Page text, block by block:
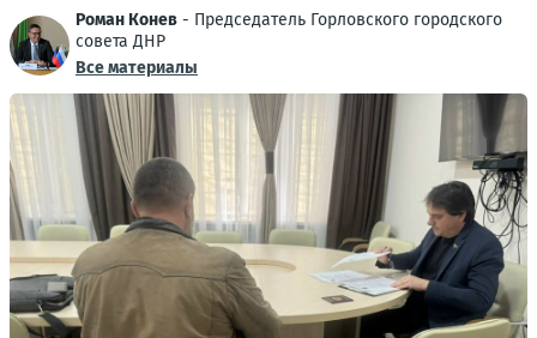
Роман Конев - Председатель Горловского городского
совета ДНР
Все материалы